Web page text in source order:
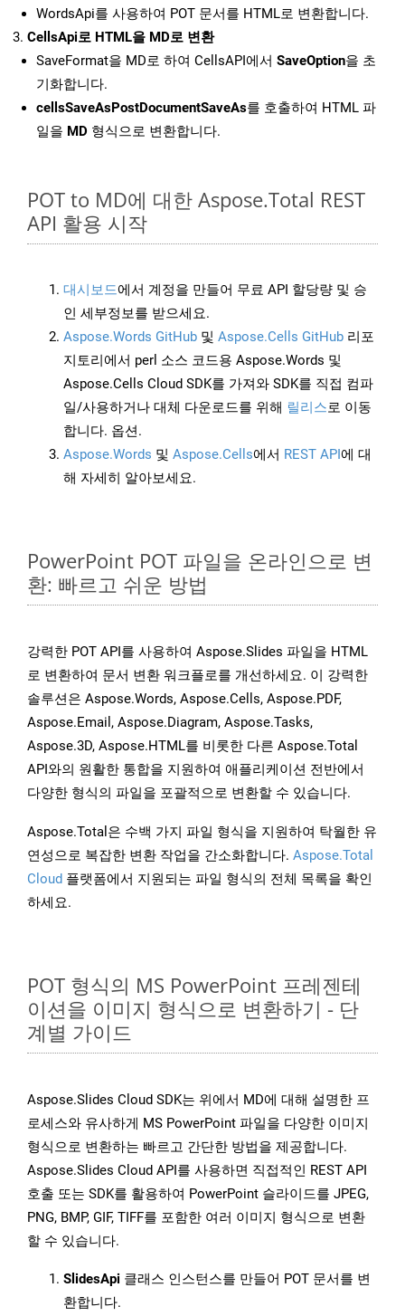
WordsApi를 사용하여 POT 문서를 HTML로 변환합니다.
CellsApi로 HTML을 MD로 변환
SaveFormat을 MD로 하여 CellsAPI에서 SaveOption을 초
기화합니다.
cellsSaveAsPostDocumentSaveAs를 호출하여 HTML 파
일을 MD 형식으로 변환합니다.
POT to MD에 대한 Aspose.Total REST
API 활용 시작
대시보드에서 계정을 만들어 무료 API 할당량 및 승
인 세부정보를 받으세요.
Aspose.Words GitHub 및 Aspose.Cells GitHub 리포
지토리에서 perl 소스 코드용 Aspose.Words 및
Aspose.Cells Cloud SDK를 가져와 SDK를 직접 컴파
일/사용하거나 대체 다운로드를 위해 릴리스로 이동
합니다. 옵션.
Aspose.Words 및 Aspose.Cells에서 REST API에 대
해 자세히 알아보세요.
PowerPoint POT 파일을 온라인으로 변
환: 빠르고 쉬운 방법
강력한 POT API를 사용하여 Aspose.Slides 파일을 HTML
로 변환하여 문서 변환 워크플로를 개선하세요. 이 강력한
솔루션은 Aspose.Words, Aspose.Cells, Aspose.PDF,
Aspose.Email, Aspose.Diagram, Aspose.Tasks,
Aspose.3D, Aspose.HTML를 비롯한 다른 Aspose.Total
API와의 원활한 통합을 지원하여 애플리케이션 전반에서
다양한 형식의 파일을 포괄적으로 변환할 수 있습니다.
Aspose.Total은 수백 가지 파일 형식을 지원하여 탁월한 유
연성으로 복잡한 변환 작업을 간소화합니다. Aspose.Total
Cloud 플랫폼에서 지원되는 파일 형식의 전체 목록을 확인
하세요.
POT 형식의 MS PowerPoint 프레젠테
이션을 이미지 형식으로 변환하기 - 단
계별 가이드
Aspose.Slides Cloud SDK는 위에서 MD에 대해 설명한 프
로세스와 유사하게 MS PowerPoint 파일을 다양한 이미지
형식으로 변환하는 빠르고 간단한 방법을 제공합니다.
Aspose.Slides Cloud API를 사용하면 직접적인 REST API
호출 또는 SDK를 활용하여 PowerPoint 슬라이드를 JPEG,
PNG, BMP, GIF, TIFF를 포함한 여러 이미지 형식으로 변환
할 수 있습니다.
SlidesApi 클래스 인스턴스를 만들어 POT 문서를 변
환합니다.